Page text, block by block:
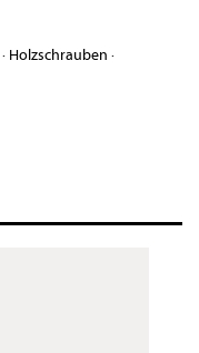
· Holzschrauben ·